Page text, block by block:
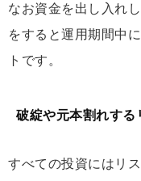
なお資金を出し入れ
をすると運用期間中
トです。
破綻や元本割れする
すべての投資にはリ